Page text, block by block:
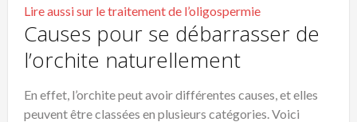
Lire aussi sur le traitement de l’oligospermie
Causes pour se débarrasser de
l’orchite naturellement
En effet, l’orchite peut avoir différentes causes, et elles
peuvent être classées en plusieurs catégories. Voici